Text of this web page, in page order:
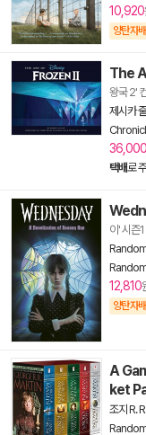
10,920
양탄자
The
왕국 2'
제시카
36,000
택배로
이' 시즌
12,810
양탄자
A
ket
조지 R.